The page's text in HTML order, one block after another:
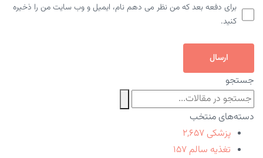
برای دفعه بعد که من نظر می دهم نام، ایمیل و وب سایت من را ذخیره
کنید.
ارسال
جستجو
دسته‌های منتخب
پزشکی ۲,۶۵۷
تغذیه سالم ۱۵۷